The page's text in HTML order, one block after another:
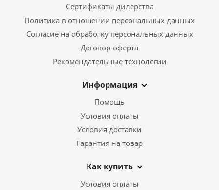
Сертификаты дилерства
Политика в отношении персональных данных
Согласие на обработку персональных данных
Договор-оферта
Рекомендательные технологии
Информация
Помощь
Условия оплаты
Условия доставки
Гарантия на товар
Как купить
Условия оплаты